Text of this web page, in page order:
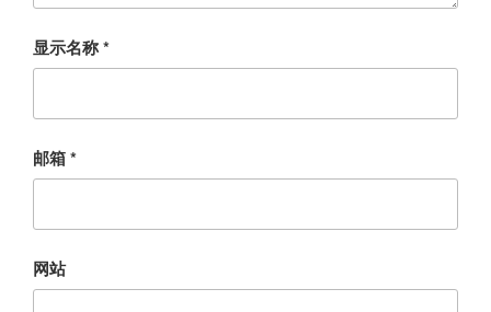
显示名称*
邮箱*
网站